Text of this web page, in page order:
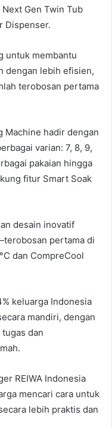
Gen Twin Tub
Dispenser.
untuk membantu
dengan lebih efisien,
terobosan pertama
Machine hadir dengan
varian: 7, 8, 9,
pakaian hingga
fitur Smart Soak
desain inovatif
pertama di
dan CompreCool
keluarga Indonesia
mandiri, dengan
dan
REIWA Indonesia
mencari cara untuk
lebih praktis dan